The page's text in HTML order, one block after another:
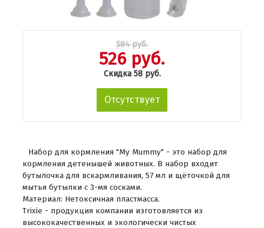
584 руб.
526 руб.
Скидка 58 руб.
Отсутствует
Набор для кормления "My Mummy" - это набор для
кормления детенышей животных. В набор входит
бутылочка для вскармливания, 57 мл и щёточкой для
мытья бутылки с 3-мя сосками.
Материал: Нетоксичная пластмасса.
Trixie - продукция компании изготовляется из
высококачественных и экологически чистых